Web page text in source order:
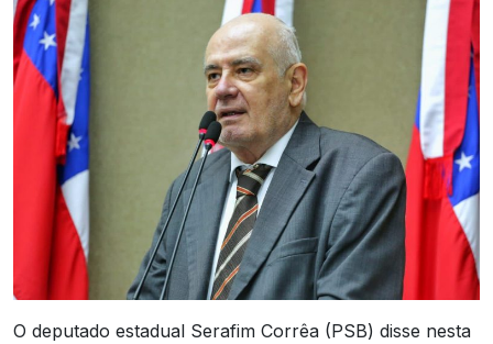
O deputado estadual Serafim Corrêa (PSB) disse nesta